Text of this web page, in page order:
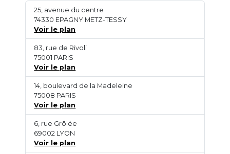
25, avenue du centre
74330 EPAGNY METZ-TESSY
Voir le plan
83, rue de Rivoli
75001 PARIS
Voir le plan
14, boulevard de la Madeleine
75008 PARIS
Voir le plan
6, rue Grôlée
69002 LYON
Voir le plan